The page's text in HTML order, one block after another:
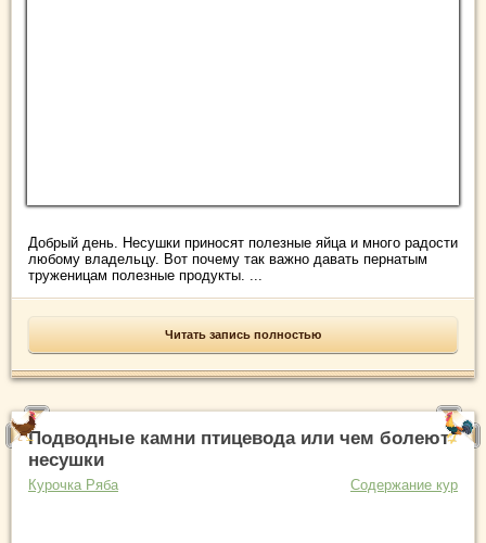
Добрый день. Несушки приносят полезные яйца и много радости
любому владельцу. Вот почему так важно давать пернатым
труженицам полезные продукты. ...
Читать запись полностью
Подводные камни птицевода или чем болеют
несушки
Курочка Ряба Содержание кур